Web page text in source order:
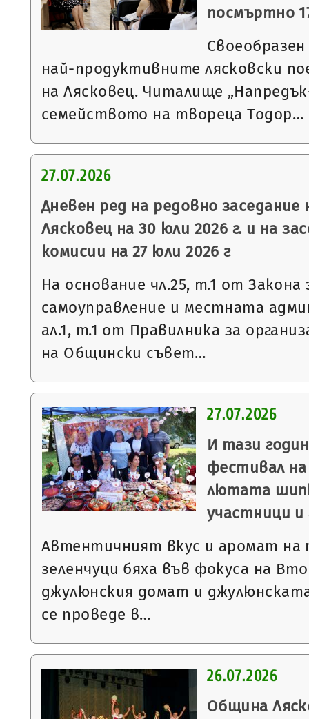
посмъртно
най-продуктивните лясковски
на Лясковец. Читалище
семейството на твореца Тодор…
27.07.2026
Дневен ред на редовно
Лясковец на 30 юли 2026 г. и на
комисии на 27 юли 2026 г
На основание чл.25, т.1 от
самоуправление и местната
ал.1, т.1 от Правилника за
на Общински съвет…
27.07.2026
И тази
фестивал
лютата
участници
Автентичният вкус и аромат
зеленчуци бяха във фокуса на
джулюнския домат и
се проведе в…
26.07.2026
Община